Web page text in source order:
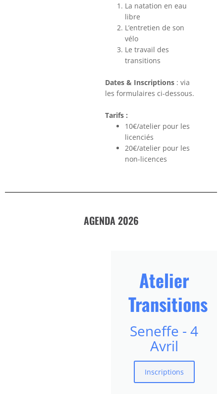
La natation en eau
libre
L’entretien de son
vélo
Le travail des
transitions
Dates & Inscriptions: via
les formulaires ci-dessous.
Tarifs :
10€/atelier pour les
licenciés
20€/atelier pour les
non-licences
AGENDA 2026
Atelier
Transitions
Seneffe - 4
Avril
Inscriptions